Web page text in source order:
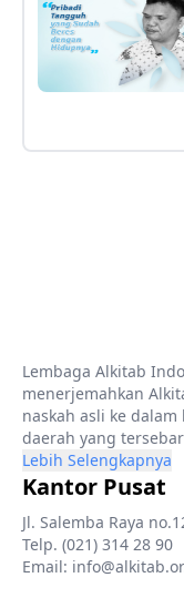
Lembaga Alkitab
menerjemahkan
naskah asli ke
daerah yang
Lebih Selengkapnya
Kantor Pusat
Jl. Salemba Raya
Telp. (021) 314 28 90
Email: